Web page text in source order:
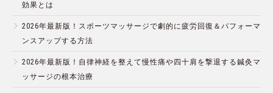
効果とは
2026年最新版！スポーツマッサージで劇的に疲労回復＆パフォーマ
ンスアップする方法
2026年最新版！自律神経を整えて慢性痛や四十肩を撃退する鍼灸マ
ッサージの根本治療